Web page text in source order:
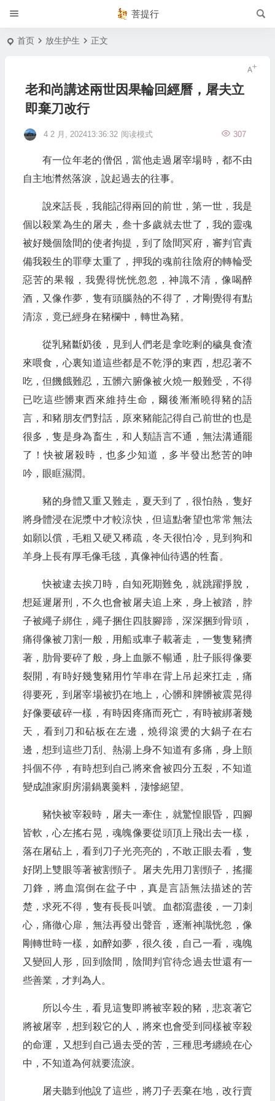
菩提行
首页 放生护生 正文
老和尚講述兩世因果輪回經曆，屠夫立
即棄刀改行
4 2 月, 202413:36:32 307
阅读模式
有一位年老的僧侶，當他走過屠宰場時，都不由
自主地潸然落淚，說起過去的往事。
說來話長，我能記得兩回的前世，第一世，我是
個以殺業為生的屠夫，叁十多歲就去世了，我的靈魂
被好幾個陰間的使者拘提，到了陰間冥府，審判官責
備我殺生的罪孽太重了，押我的魂前往陰府的轉輪受
惡苦的果報，我覺得恍恍忽忽，神識不清，像喝醉
酒，又像作夢，隻有頭腦熱的不得了，才剛覺得有點
清涼，竟已經身在豬欄中，轉世為豬。
從乳豬斷奶後，見到人們老是拿吃剩的穢臭食渣
來喂食，心裏知道這些都是不乾淨的東西，想忍著不
吃，但饑餓難忍，五髒六腑像被火燒一般難受，不得
已吃這些髒東西來維持生命，爾後漸漸曉得豬的語
言，和豬朋友們對話，原來豬能記得自己前世的也是
很多，隻是身為畜生，和人類語言不通，無法溝通罷
了！快被屠殺時，也多少知道，多半發出愁苦的呻
吟，眼眶濕潤。
豬的身體又重又難走，夏天到了，很怕熱，隻好
將身體浸在泥漿中才較涼快，但這點奢望也常常無法
如願以償，毛粗又硬又稀疏，冬天很怕冷，見到狗和
羊身上長有厚毛像毛毯，真像神仙待遇的牲畜。
快被逮去挨刀時，自知死期難免，就跳躍掙脫，
想延遲屠刑，不久也會被屠夫追上來，身上被踏，脖
子被繩子綁住，繩子捆住四肢腳蹄，深深捆到骨頭，
痛得像被刀割一般，用船或車子載著走，一隻隻豬擠
著，肋骨要碎了般，身上血脈不暢通，肚子賬得像要
裂開，有時好幾隻豬用竹竿串在背上吊起來扛走，痛
得要死，到屠宰場被扔在地上，心髒和脾髒被震晃得
好像要破碎一樣，有時因疼痛而死亡，有時被綁著幾
天，看到刀和砧板在左邊，燒得滾燙的大鍋子在右
邊，想到這些刀刮、熱湯上身不知道有多痛，身上顫
抖個不停，有時想到自己將來會被四分五裂，不知道
變成誰家廚房湯鍋裏羹料，淒慘絕望。
豬快被宰殺時，屠夫一牽住，就驚惶眼昏，四腳
皆軟，心左搖右晃，魂魄像要從頭頂上飛出去一樣，
落在屠砧上，看到刀子光亮亮的，不敢正眼去看，隻
好閉上雙眼等著被割頸子。屠夫先用刀割頸子，搖擺
刀鋒，將血瀉倒在盆子中，真是言語無法描述的苦
楚，求死不得，隻有長長叫號。血都瀉盡後，一刀刺
心，痛徹心扉，無法再發出聲音，逐漸神識恍忽，像
剛轉世時一樣，如醉如夢，很久後，自己一看，魂魄
又變回人形，回到陰間，陰間判官待念過去世還有一
些善業，才判為人。
所以今生，看見這隻即將被宰殺的豬，悲哀著它
將被屠宰，想到殺它的人，將來也會受到同樣被宰殺
的命運，又想到自己過去受的苦，三種思考纏繞在心
中，不知道為何就要流淚。
屠夫聽到他說了這些，將刀子丟棄在地，改行賣